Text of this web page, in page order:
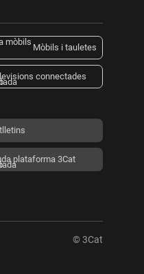
Mòbils i tauletes
connectades
plataforma 3Cat
© 3Cat